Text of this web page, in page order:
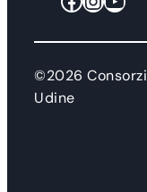
©2026
Udine